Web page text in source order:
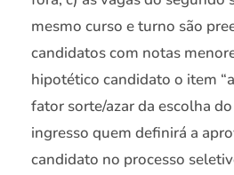
mesmo curso e turno são
candidatos com notas
hipotético candidato o item
fator sorte/azar da escolha
ingresso quem definirá a
candidato no processo